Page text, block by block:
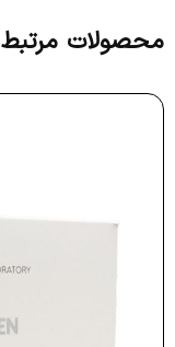
محصولات مرتبط